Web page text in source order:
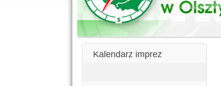
Kalendarz imprez